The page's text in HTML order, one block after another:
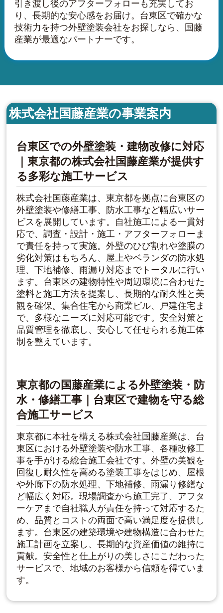
引き渡し後のアフターフォローも充実してお
り、長期的な安心感をお届け。台東区で確かな
技術力を持つ外壁塗装会社をお探しなら、国藤
産業が最適なパートナーです。
株式会社国藤産業の事業案内
台東区での外壁塗装・建物改修に対応
｜東京都の株式会社国藤産業が提供す
る多彩な施工サービス
株式会社国藤産業は、東京都を拠点に台東区の
外壁塗装や修繕工事、防水工事など幅広いサー
ビスを展開しています。自社施工による一貫対
応で、調査・設計・施工・アフターフォローま
で責任を持って実施。外壁のひび割れや塗膜の
劣化対策はもちろん、屋上やベランダの防水処
理、下地補修、雨漏り対応までトータルに行い
ます。台東区の建物特性や周辺環境に合わせた
塗料と施工方法を提案し、長期的な耐久性と美
観を確保。集合住宅から商業ビル、戸建住宅ま
で、多様なニーズに対応可能です。安全対策と
品質管理を徹底し、安心して任せられる施工体
制を整えています。
東京都の国藤産業による外壁塗装・防
水・修繕工事｜台東区で建物を守る総
合施工サービス
東京都に本社を構える株式会社国藤産業は、台
東区における外壁塗装や防水工事、各種改修工
事を手がける総合施工会社です。外壁の美観を
回復し耐久性を高める塗装工事をはじめ、屋根
や外廊下の防水処理、下地補修、雨漏り修繕な
ど幅広く対応。現場調査から施工完了、アフタ
ーケアまで自社職人が責任を持って対応するた
め、品質とコストの両面で高い満足度を提供し
ます。台東区の建築環境や建物構造に合わせた
施工計画を立案し、長期的な資産価値の維持に
貢献。安全性と仕上がりの美しさにこだわった
サービスで、地域のお客様から信頼を得ていま
す。